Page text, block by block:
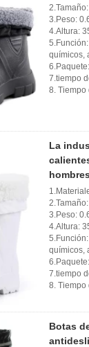
3.Peso:
4.Altura:
químicos,
7.tiempo
8. Tiempo
La
hombres
3.Peso:
4.Altura:
químicos,
7.tiempo
8. Tiempo
Botas